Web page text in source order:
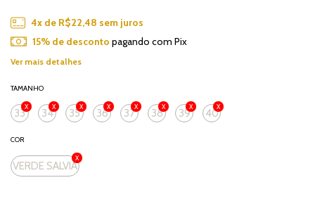
4x de R$22,48 sem juros
15% de desconto pagando com Pix
Ver mais detalhes
COR
VERDE SALVIA
TAMANHO
33 34 35 36 37 38 39 40